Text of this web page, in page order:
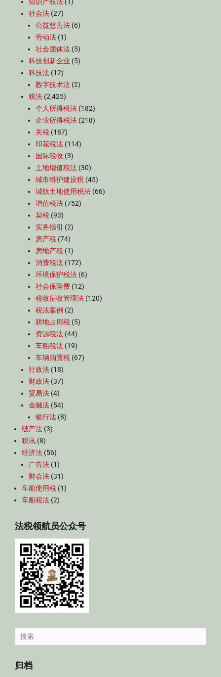
社会法 (27)
公益慈善法 (6)
劳动法 (1)
社会团体法 (5)
科技创新企业 (5)
科技法 (12)
数字技术法 (2)
税法 (2,425)
个人所得税法 (182)
企业所得税法 (218)
关税 (187)
印花税法 (114)
国际税收 (3)
土地增值税法 (30)
城市维护建设税 (45)
城镇土地使用税法 (66)
增值税法 (752)
契税 (93)
实务指引
(2)
房产税 (74)
房地产税 (1)
消费税法 (172)
环境保护税法 (6)
社会保险费 (12)
税收征收管理法 (120)
税法案例 (2)
耕地占用税 (5)
资源税法 (44)
车船税法 (19)
车辆购置税 (67)
行政法 (18)
财政法 (37)
贸易法 (4)
金融法 (54)
银行法 (8)
破产法 (3)
税讯 (8)
经济法 (56)
广告法 (1)
财会法 (31)
车船使用税 (1)
车船税法 (2)
法税领航员公众号
Search
for:
归档